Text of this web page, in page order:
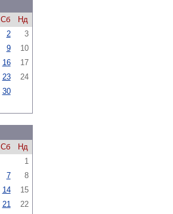
Сб
Нд
2
3
9
10
16
17
23
24
30
Сб
Нд
1
7
8
14
15
21 22